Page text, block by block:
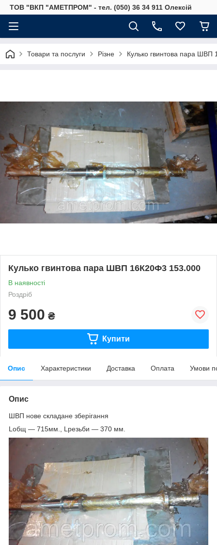
ТОВ "ВКП "АМЕТПРОМ" - тел. (050) 36 34 911 Олексій
Товари та послуги Різне Кулько гвинтова пара ШВП
Кулько гвинтова пара ШВП 16К20Ф3 153.000
В наявності
Роздріб
9 500 ₴
Купити
Опис Характеристики Доставка Оплата Умови
Опис
ШВП нове складане зберігання
Lобщ ― 715мм., Lрезьби — 370 мм.